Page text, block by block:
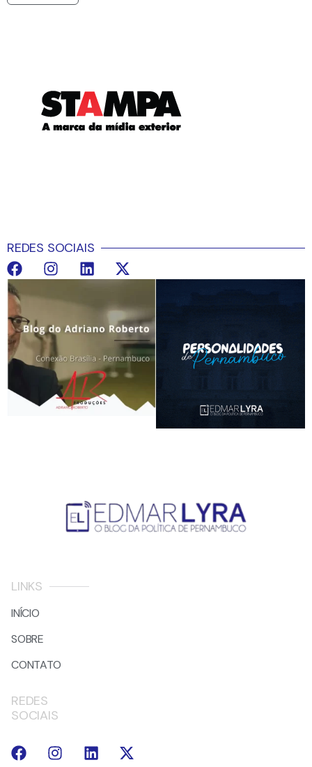
REDES SOCIAIS
LINKS
INÍCIO
SOBRE
CONTATO
REDES
SOCIAIS